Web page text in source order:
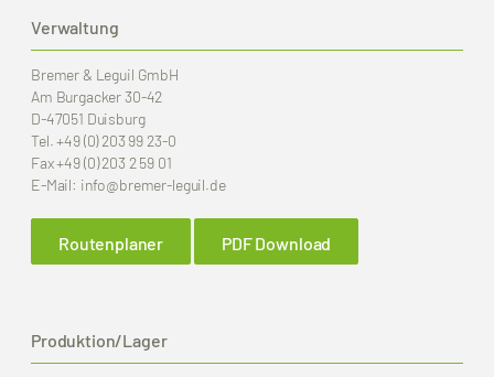
Verwaltung
Bremer & Leguil GmbH
Am Burgacker 30-42
D-47051 Duisburg
Tel.+49 (0) 203 99 23-0
Fax+49 (0) 203 2 59 01
E-Mail: info@bremer-leguil.de
Routenplaner PDF Download
Produktion/Lager